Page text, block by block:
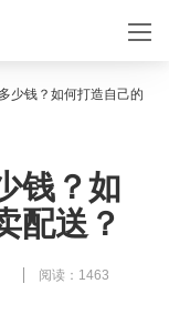
少钱？如何打造自己的
钱？如
配送？
阅读：1463